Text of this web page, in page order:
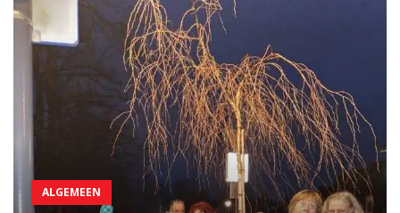
ALGEMEEN